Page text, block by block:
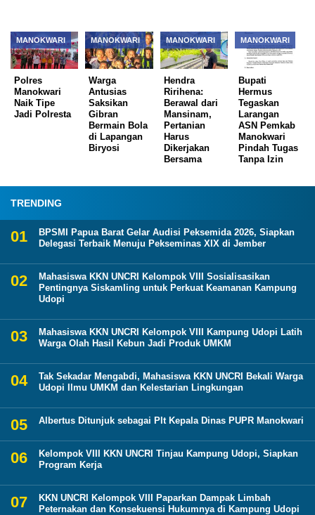
MANOKWARI
Polres
Manokwari
Naik Tipe
Jadi Polresta
MANOKWARI
Warga
Antusias
Saksikan
Gibran
Bermain Bola
di Lapangan
Biryosi
MANOKWARI
Hendra
Ririhena:
Berawal dari
Mansinam,
Pertanian
Harus
Dikerjakan
Bersama
MANOKWARI
Bupati
Hermus
Tegaskan
Larangan
ASN Pemkab
Manokwari
Pindah Tugas
Tanpa Izin
TRENDING
BPSMI Papua Barat Gelar Audisi Peksemida 2026, Siapkan
Delegasi Terbaik Menuju Pekseminas XIX di Jember
Mahasiswa KKN UNCRI Kelompok VIII Sosialisasikan
Pentingnya Siskamling untuk Perkuat Keamanan Kampung
Udopi
Mahasiswa KKN UNCRI Kelompok VIII Kampung Udopi Latih
Warga Olah Hasil Kebun Jadi Produk UMKM
Tak Sekadar Mengabdi, Mahasiswa KKN UNCRI Bekali Warga
Udopi Ilmu UMKM dan Kelestarian Lingkungan
Albertus Ditunjuk sebagai Plt Kepala Dinas PUPR Manokwari
Kelompok VIII KKN UNCRI Tinjau Kampung Udopi, Siapkan
Program Kerja
KKN UNCRI Kelompok VIII Paparkan Dampak Limbah
Peternakan dan Konsekuensi Hukumnya di Kampung Udopi